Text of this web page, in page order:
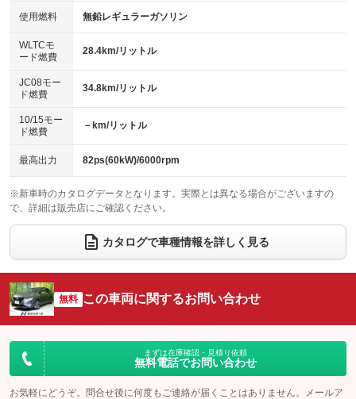
100V電源
：装備なし
センターデフロック
：装備なし
電動格納ミラー
：装備あり
バックカメラ
：装備あり
エアロ
：装備なし
：装備なし
パワーシート
ベンチシート
：装備なし
チップアップシート
：装備なし
：装備なし ：装備なし
ウォークスルー
：装備なし
電動リアゲート フロントカメラ
：装備あり
：装備なし ：装備あり
サイドカメラ
：装備あり ルーフレール
：装備なし
：装備なし
：装備なし
使用燃料 無鉛レギュラーガソリン
WLTCモ
ード燃費
28.4km/リットル
JC08モー
ド燃費
34.8km/リットル
10/15モー
ド燃費
－km/リットル
最高出力 82ps(60kW)/6000rpm
※新車時のカタログデータとなります。実際とは異なる場合がございますの
で、詳細は販売店にご確認ください。
カタログで車種情報を詳しく見る
無料 この車両に関するお問い合わせ
まずは在庫確認・見積り依頼
無料電話でお問い合わせ
お気軽にどうぞ。問合せ後に何度もご連絡が届くことはありません。メールア